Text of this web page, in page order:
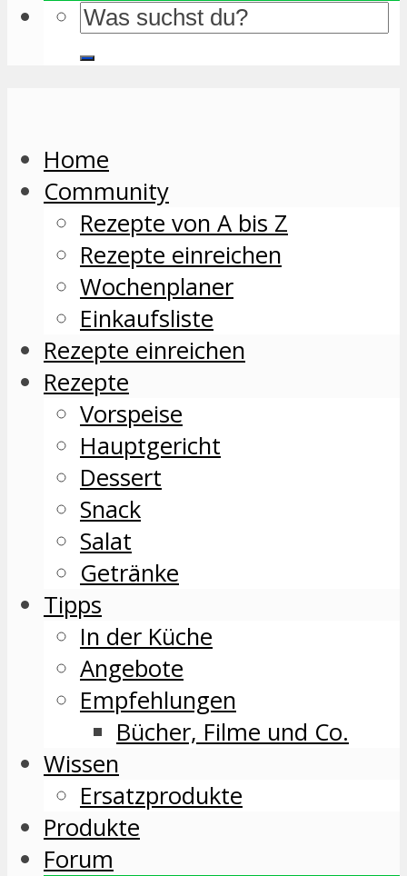
Home
Community
Rezepte von A bis Z
Rezepte einreichen
Wochenplaner
Einkaufsliste
Rezepte einreichen
Rezepte
Vorspeise
Hauptgericht
Dessert
Snack
Salat
Getränke
Tipps
In der Küche
Angebote
Empfehlungen
Bücher, Filme und Co.
Wissen
Ersatzprodukte
Produkte
Forum